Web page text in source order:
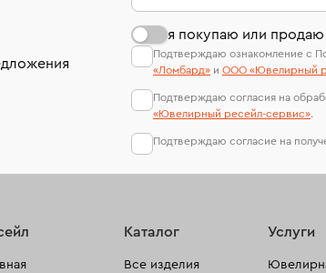
я покупаю или
Подтверждаю ознакомление с
«Ломбард» и ООО «Ювелирный
Подтверждаю согласия на
«Ювелирный ресейл-сервиc».
Подтверждаю согласие на
Каталог
Все изделия
Услуги